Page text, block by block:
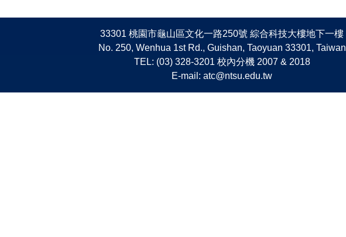
33301 桃園市龜山區文化一路250號 綜合科技大樓地下一樓
No. 250, Wenhua 1st Rd., Guishan, Taoyuan 33301, Taiwan
TEL: (03) 328-3201 校內分機 2007 & 2018
E-mail: atc@ntsu.edu.tw